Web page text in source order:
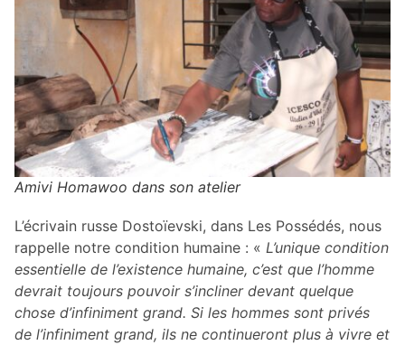
Amivi Homawoo dans son atelier
L’écrivain russe Dostoïevski, dans Les Possédés, nous
rappelle notre condition humaine : « L’unique condition
essentielle de l’existence humaine, c’est que l’homme
devrait toujours pouvoir s’incliner devant quelque
chose d’infiniment grand. Si les hommes sont privés
de l’infiniment grand, ils ne continueront plus à vivre et